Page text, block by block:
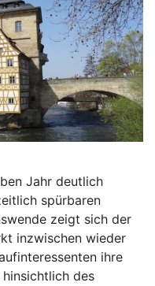
Jahr deutlich
spürbaren
zeigt sich der
inzwischen wieder
ihre
des